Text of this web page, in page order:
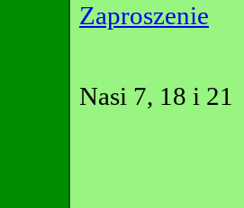
Zaproszenie
Nasi 7, 18 i 21